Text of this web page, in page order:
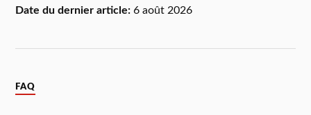
Date du dernier article:6 août 2026
FAQ